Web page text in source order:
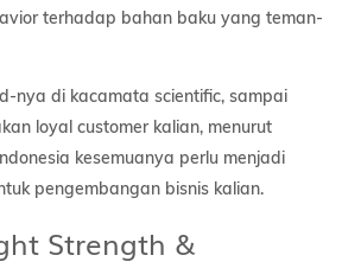
terhadap bahan baku yang teman-
nya di kacamata scientific, sampai
loyal customer kalian, menurut
kesemuanya perlu menjadi
pengembangan bisnis kalian.
Strength &